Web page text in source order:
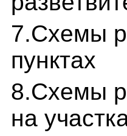
7.Схемы
пунктах
8.Схемы
на